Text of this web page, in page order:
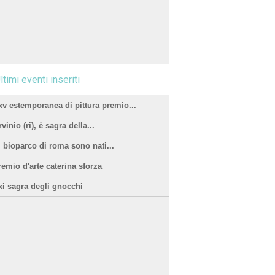
eventi inseriti
estemporanea di pittura premio...
(ri), è sagra della...
bioparco di roma sono nati...
d'arte caterina sforza
sagra degli gnocchi